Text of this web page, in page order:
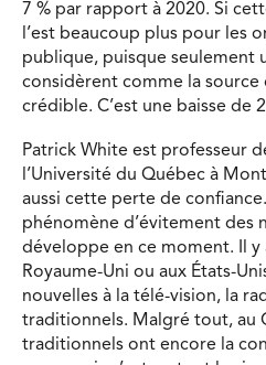
7 % par rapport à 2020. Si
l’est beaucoup plus pour les
publique, puisque seulement
considèrent comme la source
crédible. C’est une baisse de
Patrick White est professeur
l’Université du Québec à
aussi cette perte de confiance.
phénomène d’évitement des
développe en ce moment. Il y
Royaume-Uni ou aux États-
nouvelles à la télé-vision, la
traditionnels. Malgré tout, au
traditionnels ont encore la